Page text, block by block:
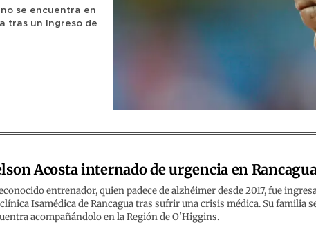
se encuentra en
tras un ingreso de
Acosta internado de urgencia en
entrenador, quien padece de alzhéimer desde 2017, fue
Isamédica de Rancagua tras sufrir una crisis médica. Su familia
acompañándolo en la Región de O'Higgins.